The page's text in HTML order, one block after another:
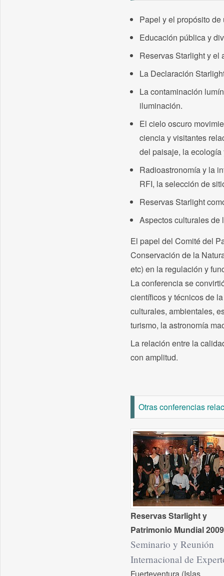
Papel y el propósito
Educación pública y
Reservas Starlight y el
La Declaración
La contaminación
iluminación.
El cielo oscuro
ciencia y visitantes
del paisaje, la ecología
Radioastronomía y la
RFI, la selección de
Reservas Starlight
Aspectos culturales
El papel del Comité del
Conservación de la
etc) en la regulación y
La conferencia se
científicos y técnicos de
culturales, ambientales,
turismo, la astronomía
La relación entre la
con amplitud.
Otras conferencias
Reservas Starlight y
Patrimonio Mundial 2009
Seminario y Reunión
Internacional de